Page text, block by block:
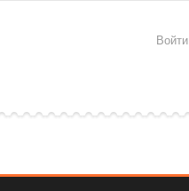
Войти